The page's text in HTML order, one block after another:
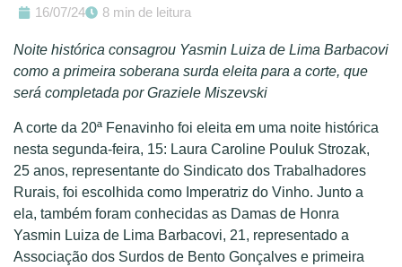
16/07/24 8 min de leitura
Noite histórica consagrou Yasmin Luiza de Lima Barbacovi
como a primeira soberana surda eleita para a corte, que
será completada por Graziele Miszevski
A corte da 20ª Fenavinho foi eleita em uma noite histórica
nesta segunda-feira, 15: Laura Caroline Pouluk Strozak,
25 anos, representante do Sindicato dos Trabalhadores
Rurais, foi escolhida como Imperatriz do Vinho. Junto a
ela, também foram conhecidas as Damas de Honra
Yasmin Luiza de Lima Barbacovi, 21, representado a
Associação dos Surdos de Bento Gonçalves e primeira